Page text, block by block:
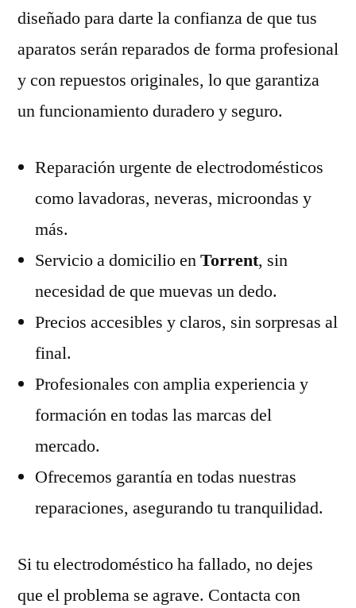
diseñado para darte la confianza de que tus
aparatos serán reparados de forma profesional
y con repuestos originales, lo que garantiza
un funcionamiento duradero y seguro.
Reparación urgente de electrodomésticos
como lavadoras, neveras, microondas y
más.
Servicio a domicilio enTorrent, sin
necesidad de que muevas un dedo.
Precios accesibles y claros, sin sorpresas al
final.
Profesionales con amplia experiencia y
formación en todas las marcas del
mercado.
Ofrecemos garantía en todas nuestras
reparaciones, asegurando tu tranquilidad.
Si tu electrodoméstico ha fallado, no dejes
que el problema se agrave. Contacta con